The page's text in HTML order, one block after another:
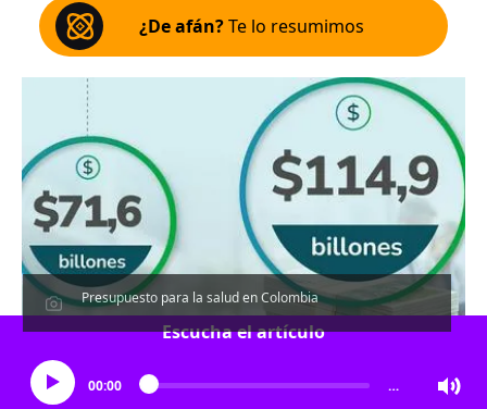
¿De afán?Te lo resumimos
Presupuesto para la salud en Colombia
Escucha el artículo
00:00 …